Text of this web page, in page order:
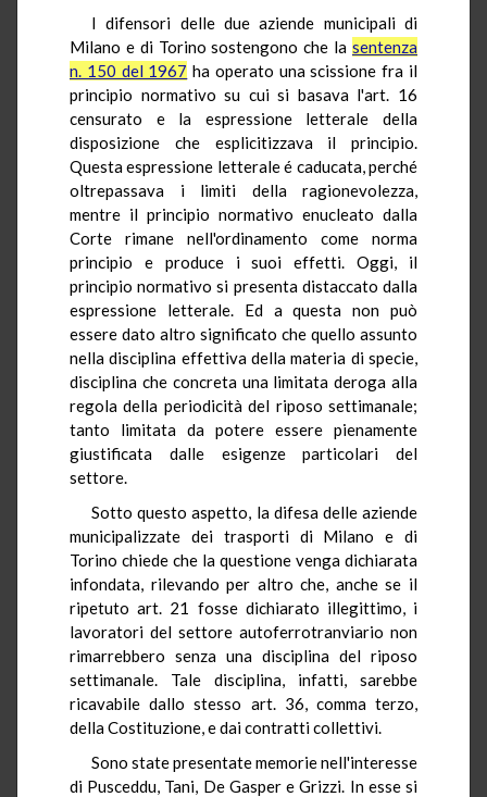
I difensori delle due aziende municipali di
Milano e di Torino sostengono che la sentenza
n. 150 del 1967 ha operato una scissione fra il
principio normativo su cui si basava l'art. 16
censurato e la espressione letterale della
disposizione che esplicitizzava il principio.
Questa espressione letterale é caducata, perché
oltrepassava i limiti della ragionevolezza,
mentre il principio normativo enucleato dalla
Corte rimane nell'ordinamento come norma
principio e produce i suoi effetti. Oggi, il
principio normativo si presenta distaccato dalla
espressione letterale. Ed a questa non può
essere dato altro significato che quello assunto
nella disciplina effettiva della materia di specie,
disciplina che concreta una limitata deroga alla
regola della periodicità del riposo settimanale;
tanto limitata da potere essere pienamente
giustificata dalle esigenze particolari del
settore.
Sotto questo aspetto, la difesa delle aziende
municipalizzate dei trasporti di Milano e di
Torino chiede che la questione venga dichiarata
infondata, rilevando per altro che, anche se il
ripetuto art. 21 fosse dichiarato illegittimo, i
lavoratori del settore autoferrotranviario non
rimarrebbero senza una disciplina del riposo
settimanale. Tale disciplina, infatti, sarebbe
ricavabile dallo stesso art. 36, comma terzo,
della Costituzione, e dai contratti collettivi.
Sono state presentate memorie nell'interesse
di Pusceddu, Tani, De Gasper e Grizzi. In esse si